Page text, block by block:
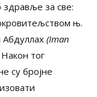
за све:
њ.
(Iman
тог
су бројне